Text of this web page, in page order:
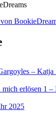
– Katja
erlösen 1
2025